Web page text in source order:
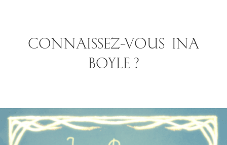
CONNAISSEZ-VOUS INA
BOYLE ?